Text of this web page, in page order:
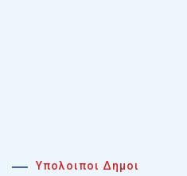
Υπολοιποι Δημοι